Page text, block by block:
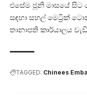
එසේම ජූනි මාසයේ සිට
සඳහා සහල් මෙට්‍රික්
තානාපති කාර්යාලය
TAGGED: Chinees